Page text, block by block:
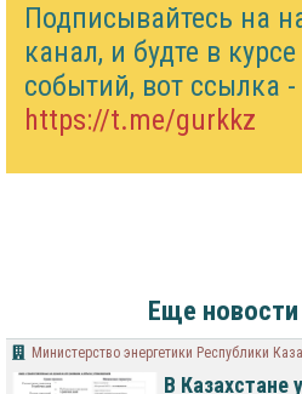
Подписывайтесь на
канал, и будте в
событий, вот ссылка -
https://t.me/gurkkz
Еще новости
Министерство энергетики Республики
В Казахстане